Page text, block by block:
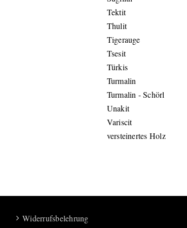
Tektit
Thulit
Tigerauge
Tsesit
Türkis
Turmalin
Turmalin - Schörl
Unakit
Variscit
versteinertes Holz
Widerrufsbelehrung